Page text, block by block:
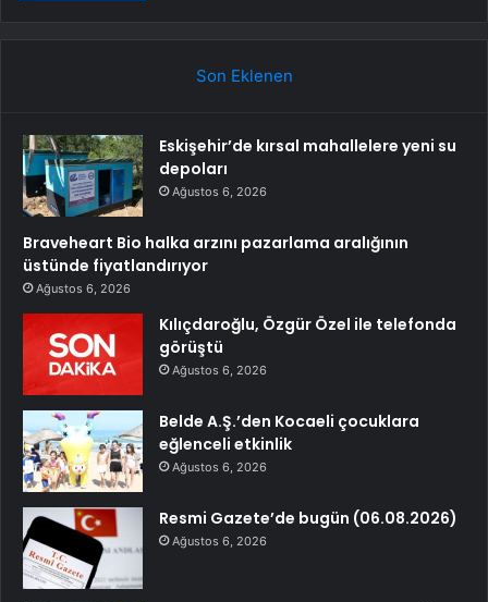
Son Eklenen
Eskişehir’de kırsal mahallelere yeni su
depoları
Ağustos 6, 2026
Braveheart Bio halka arzını pazarlama aralığının
üstünde fiyatlandırıyor
Ağustos 6, 2026
Kılıçdaroğlu, Özgür Özel ile telefonda
görüştü
Ağustos 6, 2026
Belde A.Ş.’den Kocaeli çocuklara
eğlenceli etkinlik
Ağustos 6, 2026
Resmi Gazete’de bugün (06.08.2026)
Ağustos 6, 2026